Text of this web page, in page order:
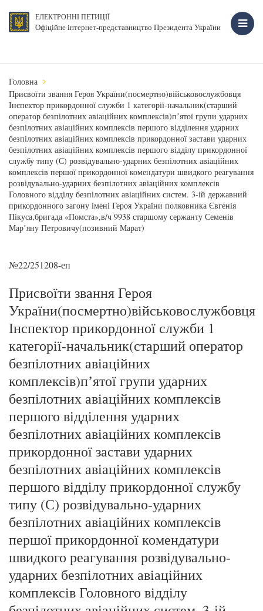
ЕЛЕКТРОННІ ПЕТИЦІЇ
Офіційне інтернет-представництво Президента України
Головна
Присвоїти звання Героя України(посмертно)військовослужбовця
Інспектор прикордонної служби 1 категорії-начальник(старший
оператор безпілотних авіаційних комплексів)пʼятої групи ударних
безпілотних авіаційних комплексів першого відділення ударних
безпілотних авіаційних комплексів прикордонної застави ударних
безпілотних авіаційних комплексів першого відділу прикордонної
службу типу (С) розвідувально-ударних безпілотних авіаційних
комплексів першої прикордонної комендатури швидкого реагування
розвідувально-ударних безпілотних авіаційних комплексів
Головного відділу безпілотних авіаційних систем. 3-ій державний
прикордонного загону імені Героя України полковника Євгенія
Пікуса,бригада «Помста»,в/ч 9938 старшому сержанту Семенів
Марʼяну Петровичу(позивний Марат)
№22/251208-еп
Присвоїти звання Героя
України(посмертно)військовослужбовця
Інспектор прикордонної служби 1
категорії-начальник(старший оператор
безпілотних авіаційних
комплексів)пʼятої групи ударних
безпілотних авіаційних комплексів
першого відділення ударних
безпілотних авіаційних комплексів
прикордонної застави ударних
безпілотних авіаційних комплексів
першого відділу прикордонної службу
типу (С) розвідувально-ударних
безпілотних авіаційних комплексів
першої прикордонної комендатури
швидкого реагування розвідувально-
ударних безпілотних авіаційних
комплексів Головного відділу